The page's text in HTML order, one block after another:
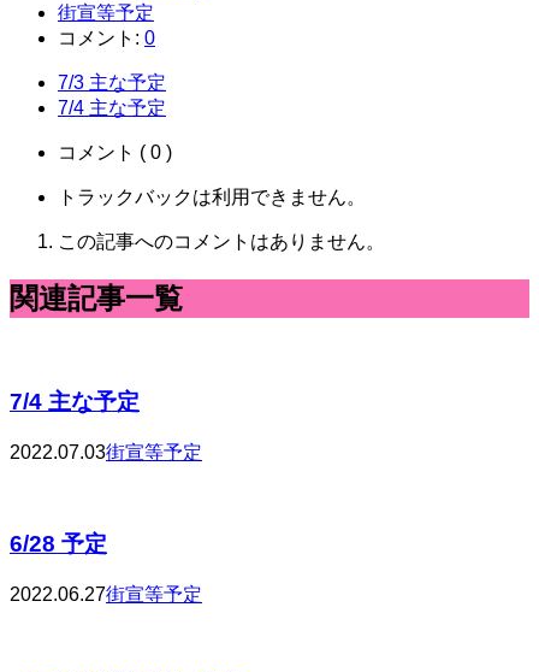
街宣等予定
コメント: 0
7/3 主な予定
7/4 主な予定
コメント ( 0 )
トラックバックは利用できません。
この記事へのコメントはありません。
関連記事一覧
7/4 主な予定
2022.07.03街宣等予定
6/28 予定
2022.06.27街宣等予定